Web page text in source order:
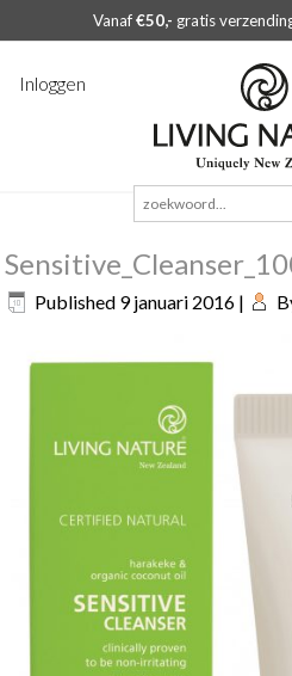
Vanaf€50,- gratis
Inloggen
Zoeken
naar:
Published 9 januari 2016 |